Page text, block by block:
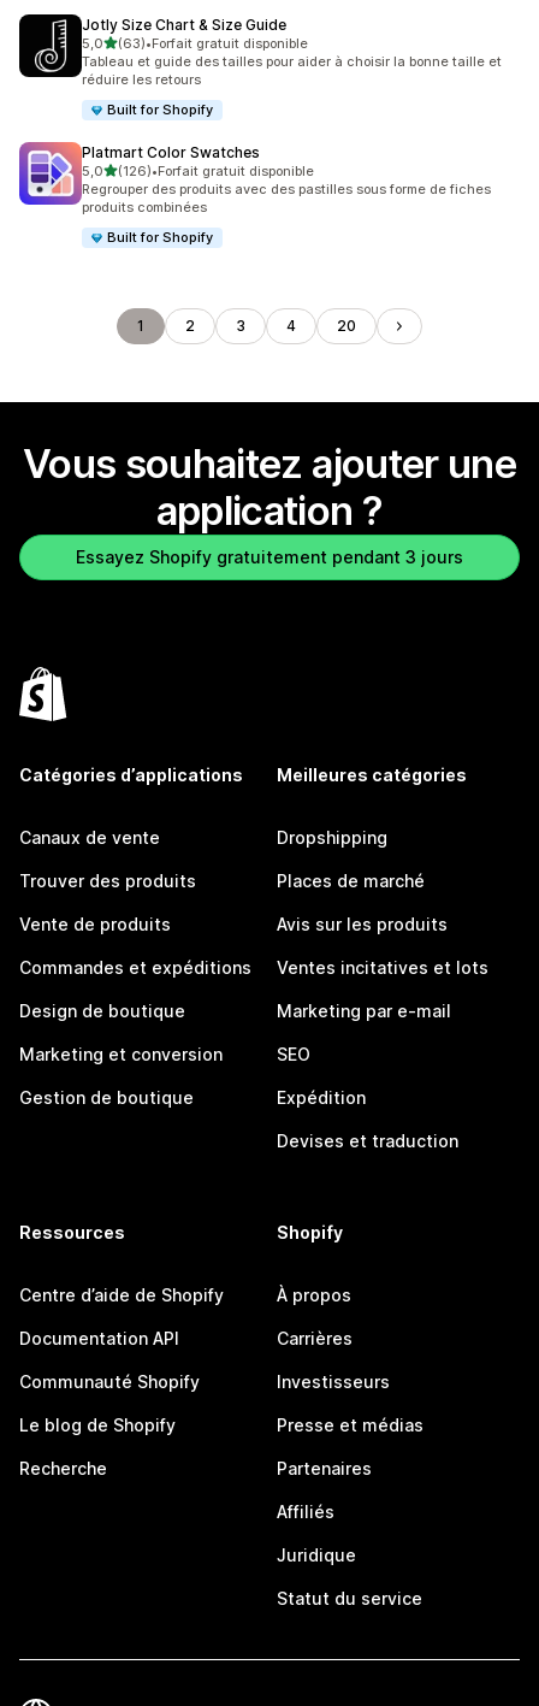
Jotly Size Chart & Size Guide
5,0étoile(s) sur 5
(63)
63 avis au total
•Forfait gratuit disponible
Tableau et guide des tailles pour aider à choisir la bonne taille et
réduire les retours
Built for Shopify
Platmart Color Swatches
5,0étoile(s) sur 5
(126)
126 avis au total
•Forfait gratuit disponible
Regrouper des produits avec des pastilles sous forme de fiches
produits combinées
Built for Shopify
1 2 3 4 20
Vous souhaitez ajouter une
application ?
Essayez Shopify gratuitement pendant 3 jours
Catégories d’applications
Canaux de vente
Trouver des produits
Vente de produits
Commandes et expéditions
Design de boutique
Marketing et conversion
Gestion de boutique
Meilleures catégories
Dropshipping
Places de marché
Avis sur les produits
Ventes incitatives et lots
Marketing par e-mail
SEO
Expédition
Devises et traduction
Ressources
Centre d’aide de Shopify
Documentation API
Communauté Shopify
Le blog de Shopify
Recherche
Shopify
À propos
Carrières
Investisseurs
Presse et médias
Partenaires
Affiliés
Juridique
Statut du service